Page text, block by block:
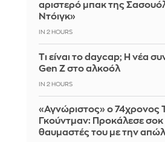
αριστερό μπακ της
Ντόιγκ»
IN 2 HOURS
Τι είναι το daycap; Η νέα
Gen Z στο αλκοόλ
IN 2 HOURS
«Αγνώριστος» ο 74χρονος
Γκούντμαν: Προκάλεσε σοκ
θαυμαστές του με την